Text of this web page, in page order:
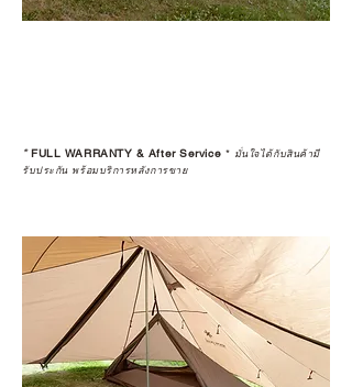
*FULL WARRANTY & After Service * มั่นใจได้กับสินค้ามี
รับประกัน พร้อมบริการหลังการขาย